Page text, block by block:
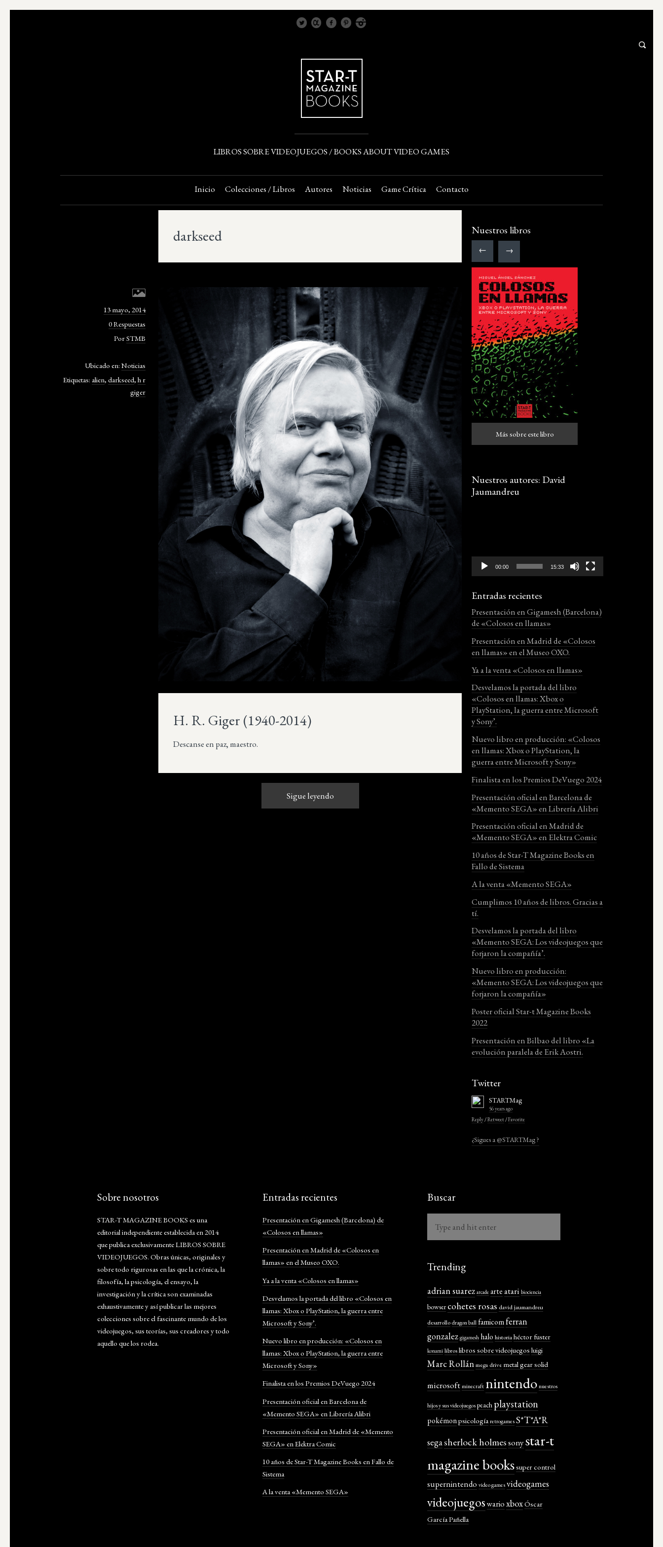
LIBROS SOBRE VIDEOJUEGOS / BOOKS ABOUT VIDEO GAMES
Inicio Colecciones / Libros Autores Noticias Game Crítica Contacto
darkseed
13 mayo, 2014
0 Respuestas
PorSTMB
Ubicado en:Noticias
Etiquetas:alien,darkseed,h r
giger
H. R. Giger (1940-2014)
Descanse en paz, maestro.
Sigue leyendo
Nuestros libros
← →
Más sobre este libro Más sobre este libro
Nuestros autores: David
Jaumandreu
00:00 15:33
Entradas recientes
Presentación en Gigamesh (Barcelona)
de «Colosos en llamas»
Presentación en Madrid de «Colosos
en llamas» en el Museo OXO.
Ya a la venta «Colosos en llamas»
Desvelamos la portada del libro
«Colosos en llamas: Xbox o
PlayStation, la guerra entre Microsoft
y Sony’.
Nuevo libro en producción: «Colosos
en llamas: Xbox o PlayStation, la
guerra entre Microsoft y Sony»
Finalista en los Premios DeVuego 2024
Presentación oficial en Barcelona de
«Memento SEGA» en Librería Alibri
Presentación oficial en Madrid de
«Memento SEGA» en Elektra Comic
10 años de Star-T Magazine Books en
Fallo de Sistema
A la venta «Memento SEGA»
Cumplimos 10 años de libros. Gracias a
tí.
Desvelamos la portada del libro
«Memento SEGA: Los videojuegos que
forjaron la compañía’.
Nuevo libro en producción:
«Memento SEGA: Los videojuegos que
forjaron la compañía»
Poster oficial Star-t Magazine Books
2022
Presentación en Bilbao del libro «La
evolución paralela de Erik Aostri.
Twitter
STARTMag
56 years ago
Reply/Retweet/Favorite
¿Sigues a @STARTMag ?
Sobre nosotros
STAR-T MAGAZINE BOOKS es una
editorial independiente establecida en 2014
que publica exclusivamente LIBROS SOBRE
VIDEOJUEGOS. Obras únicas, originales y
sobre todo rigurosas en las que la crónica, la
filosofía, la psicología, el ensayo, la
investigación y la crítica son examinadas
exhaustivamente y así publicar las mejores
colecciones sobre el fascinante mundo de los
videojuegos, sus teorías, sus creadores y todo
aquello que los rodea.
Entradas recientes
Presentación en Gigamesh (Barcelona) de
«Colosos en llamas»
Presentación en Madrid de «Colosos en
llamas» en el Museo OXO.
Ya a la venta «Colosos en llamas»
Desvelamos la portada del libro «Colosos en
llamas: Xbox o PlayStation, la guerra entre
Microsoft y Sony’.
Nuevo libro en producción: «Colosos en
llamas: Xbox o PlayStation, la guerra entre
Microsoft y Sony»
Finalista en los Premios DeVuego 2024
Presentación oficial en Barcelona de
«Memento SEGA» en Librería Alibri
Presentación oficial en Madrid de «Memento
SEGA» en Elektra Comic
10 años de Star-T Magazine Books en Fallo de
Sistema
A la venta «Memento SEGA»
Buscar
Trending
adrian suarez arcade arte atari biociencia
bowser cohetes rosas david jaumandreu
desarrollo dragon ball famicomferran
gonzalez gigamesh halo historiahéctor fuster
konami libroslibros sobre videojuegos luigi
Marc Rollánmega drive metal gear solid
microsoft minecraft nintendo nuestros
hijos y sus videojuegos peach playstation
pokémonpsicología retrogames S*T*A*R
segasherlock holmessonystar-t
magazine bookssuper control
supernintendo video games videogames
videojuegoswarioxboxÓscar
García Pañella